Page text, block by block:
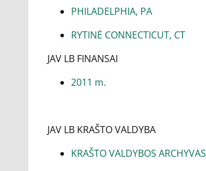
PHILADELPHIA, PA
RYTINĖ CONNECTICUT, CT
JAV LB FINANSAI
2011 m.
JAV LB KRAŠTO VALDYBA
KRAŠTO VALDYBOS ARCHYVAS